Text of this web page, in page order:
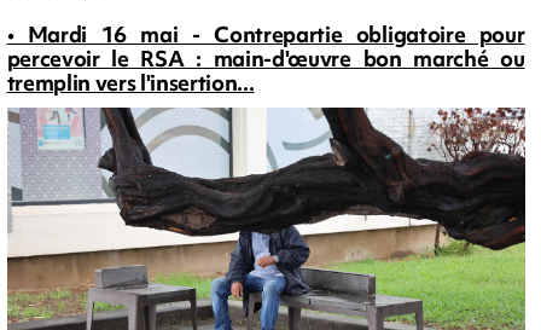
• Mardi 16 mai - Contrepartie obligatoire pour
percevoir le RSA : main-d'œuvre bon marché ou
tremplin vers l'insertion...